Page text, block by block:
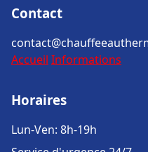
Contact
Accueil Informations
Horaires
Lun-Ven: 8h-19h